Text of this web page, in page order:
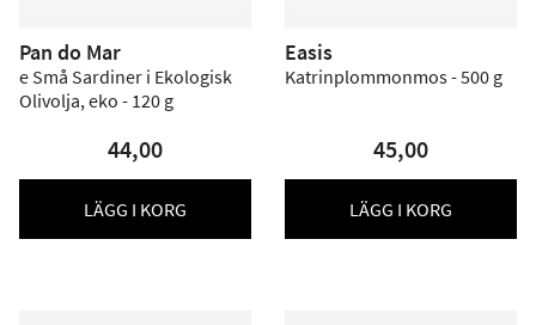
Pan do Mar
e Små Sardiner i Ekologisk
Olivolja, eko - 120 g
44,00
LÄGG I KORG
Easis
Katrinplommonmos - 500 g
45,00
LÄGG I KORG